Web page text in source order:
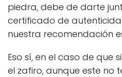
piedra, debe de darte
certificado de
nuestra recomendación
Eso sí, en el caso de que
el zafiro, aunque este no